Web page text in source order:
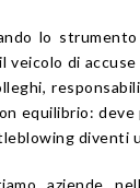
lo
veicolo di
equilibrio:
diventi